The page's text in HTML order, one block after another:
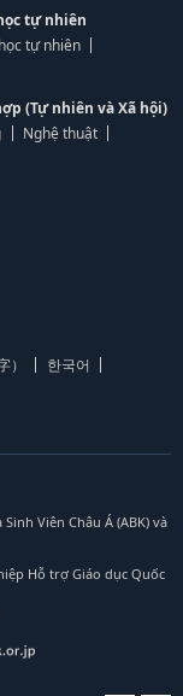
tự nhiên
tự nhiên
(Tự nhiên và Xã hội)
Nghệ thuật
）
한국어
Viên Châu Á (ABK) và
Hỗ trợ Giáo dục Quốc